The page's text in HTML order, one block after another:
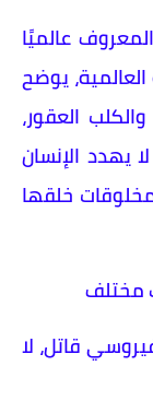
عالميًا
يوضح
العقور،
يهدد الإنسان
خلقها
مختلف
قاتل، لا